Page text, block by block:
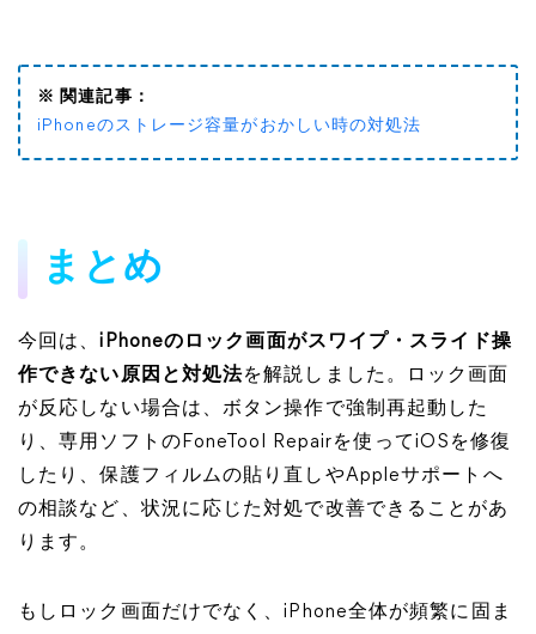
※ 関連記事：
iPhoneのストレージ容量がおかしい時の対処法
まとめ
今回は、iPhoneのロック画面がスワイプ・スライド操
作できない原因と対処法を解説しました。ロック画面
が反応しない場合は、ボタン操作で強制再起動した
り、専用ソフトのFoneTool Repairを使ってiOSを修復
したり、保護フィルムの貼り直しやAppleサポートへ
の相談など、状況に応じた対処で改善できることがあ
ります。
もしロック画面だけでなく、iPhone全体が頻繁に固ま